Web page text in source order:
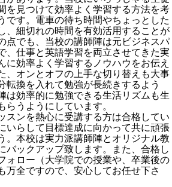
を見つけて効率よく学習する方法を考
です。電車の待ち時間やちょっとした
、細切れの時間を有効活用することが
点でも、当校の講師陣は元ビジネスパ
、仕事と英語学習を両立させてきた実
に効率よく学習するノウハウをお伝え
、オンとオフの上手な切り替えも大事
転換を入れて勉強が長続きするよう
は効率的に勉強できる生活リズムも生
らうようにしています。
スンを熱心に受講する方は合格してい
いらして目標達成に向かって共に頑張
。本校は実力派講師陣とオリジナル教
バックアップ致します。また、合格し
ォロー（大学院での授業や、卒業後の
万全ですので、安心してお任せ下さ